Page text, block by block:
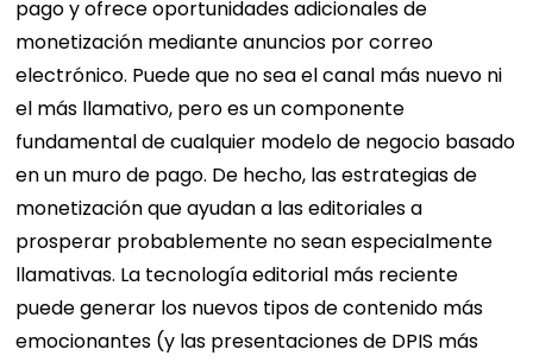
pago y ofrece oportunidades adicionales de
monetización mediante anuncios por correo
electrónico. Puede que no sea el canal más nuevo ni
el más llamativo, pero es un componente
fundamental de cualquier modelo de negocio basado
en un muro de pago. De hecho, las estrategias de
monetización que ayudan a las editoriales a
prosperar probablemente no sean especialmente
llamativas. La tecnología editorial más reciente
puede generar los nuevos tipos de contenido más
emocionantes (y las presentaciones de DPIS más